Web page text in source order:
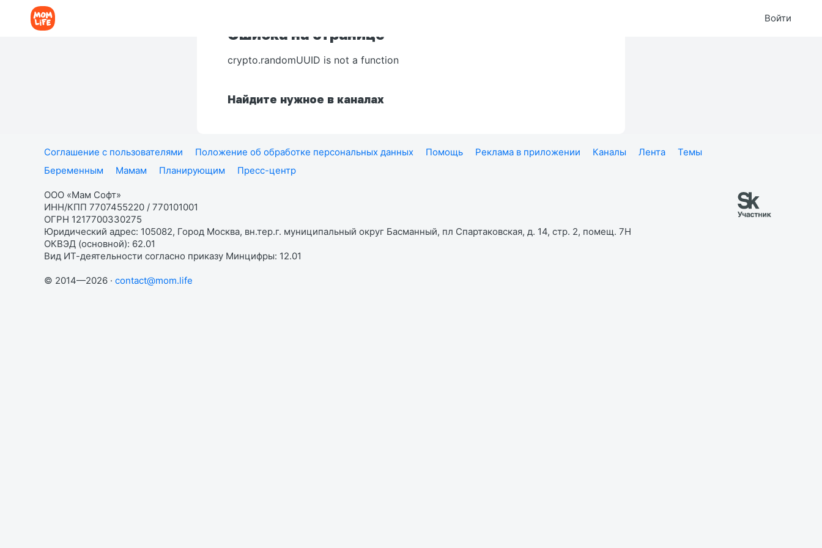
Войти
Ошибка на странице
crypto.randomUUID is not a function
Найдите нужное в каналах
Соглашение с пользователями Положение об обработке персональных данных Помощь Реклама в приложении Каналы Лента
Темы
Беременным
Мамам Планирующим Пресс-центр
ООО «Мам Софт»
ИНН/КПП 7707455220 / 770101001
ОГРН 1217700330275
Юридический адрес: 105082, Город Москва, вн.тер.г. муниципальный округ Басманный, пл Спартаковская, д. 14, стр. 2, помещ. 7Н
ОКВЭД (основной): 62.01
Вид ИТ-деятельности согласно приказу Минцифры: 12.01
© 2014—2026 · contact@mom.life